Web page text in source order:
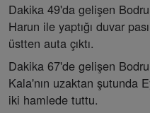
Dakika 49'da gelişen
Harun ile yaptığı duvar
üstten auta çıktı.
Dakika 67'de gelişen
Kala'nın uzaktan şutunda
iki hamlede tuttu.